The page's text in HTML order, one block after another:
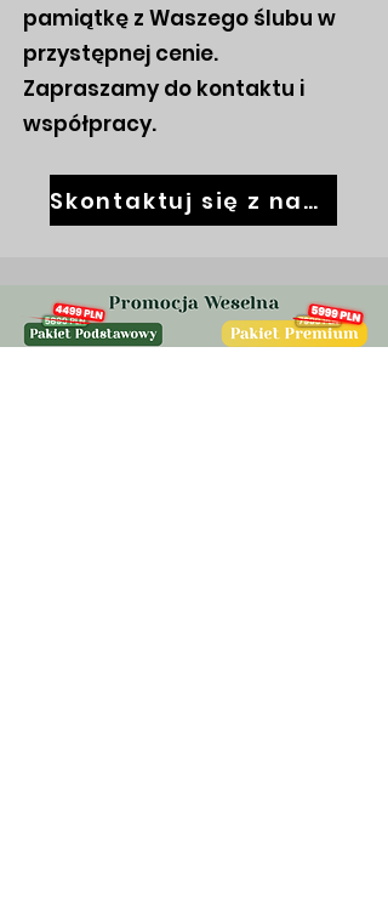
pamiątkę z Waszego ślubu w
przystępnej cenie.
Zapraszamy do kontaktu i
współpracy.
Skontaktuj się z nami